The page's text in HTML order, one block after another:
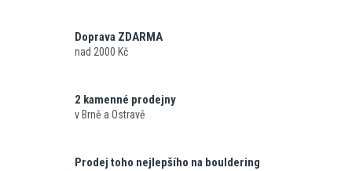
Doprava ZDARMA
nad 2000 Kč
2 kamenné prodejny
v Brně a Ostravě
Prodej toho nejlepšího na bouldering